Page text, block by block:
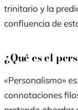
trinitario y la
confluencia de
¿Qué es el
«Personalismo»
connotaciones